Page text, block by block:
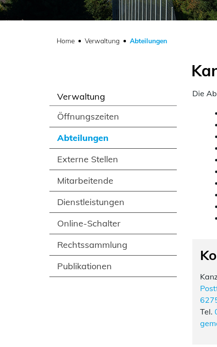
Home Verwaltung Abteilungen(ausgewählt)
Verwaltung
Öffnungszeiten
Abteilungen
(ausgewählt)
Externe Stellen
Mitarbeitende
Dienstleistungen
Online-Schalter
Rechtssammlung
Publikationen
Die
Tel.